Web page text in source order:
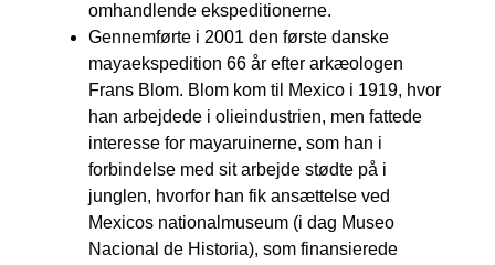
omhandlende ekspeditionerne.
Gennemførte i 2001 den første danske
mayaekspedition 66 år efter arkæologen
Frans Blom. Blom kom til Mexico i 1919, hvor
han arbejdede i olieindustrien, men fattede
interesse for mayaruinerne, som han i
forbindelse med sit arbejde stødte på i
junglen, hvorfor han fik ansættelse ved
Mexicos nationalmuseum (i dag Museo
Nacional de Historia), som finansierede